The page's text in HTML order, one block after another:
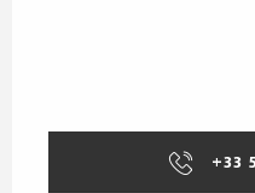
+33